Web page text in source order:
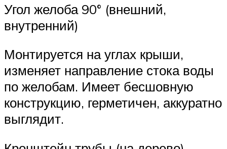
Угол желоба 90° (внешний,
внутренний)
Монтируется на углах крыши,
изменяет направление стока воды
по желобам. Имеет бесшовную
конструкцию, герметичен, аккуратно
выглядит.